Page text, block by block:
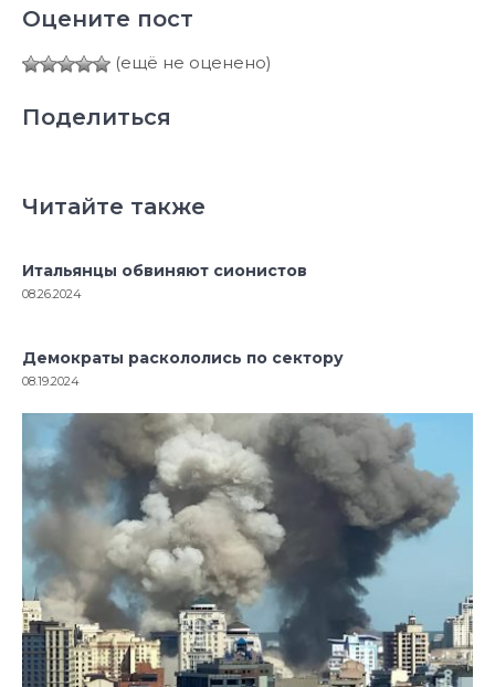
Оцените пост
(ещё не оценено)
Поделиться
Читайте также
Итальянцы обвиняют сионистов
08.26.2024
Демократы раскололись по сектору
08.19.2024